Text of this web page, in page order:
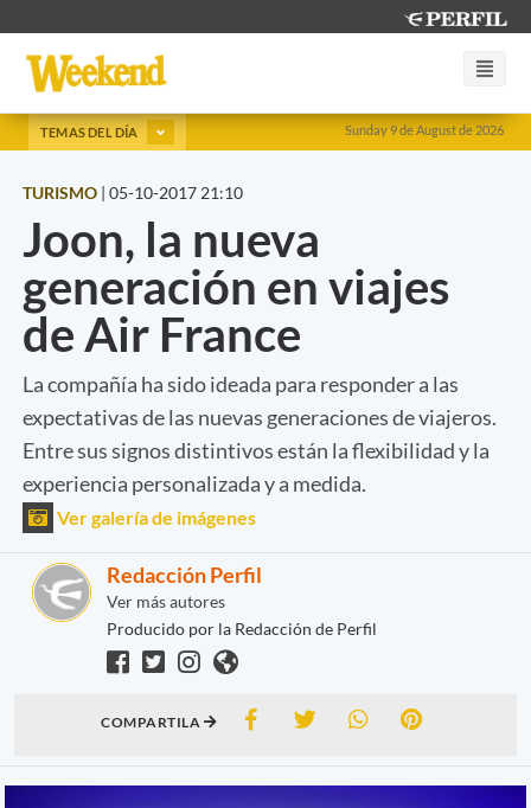
Sunday 9 de August de 2026
TEMAS DEL DÍA
TURISMO | 05-10-2017 21:10
Joon, la nueva
generación en viajes
de Air France
La compañía ha sido ideada para responder a las
expectativas de las nuevas generaciones de viajeros.
Entre sus signos distintivos están la flexibilidad y la
experiencia personalizada y a medida.
Ver galería de imágenes
Redacción Perfil
Ver más autores
Producido por la Redacción de Perfil
COMPARTILA